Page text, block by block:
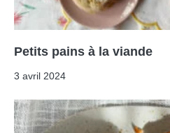
Petits pains à la viande
3 avril 2024